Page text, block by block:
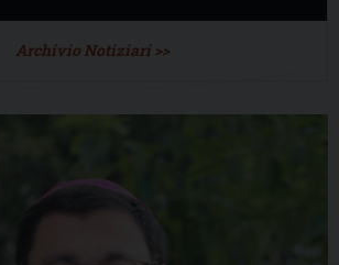
Archivio Notiziari >>